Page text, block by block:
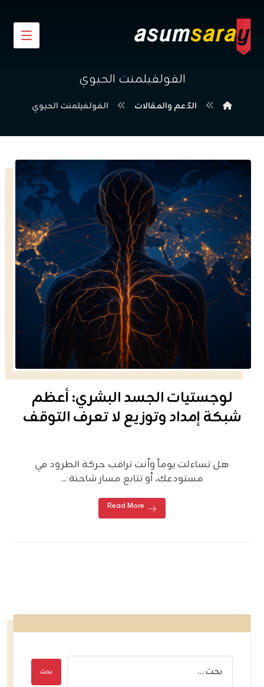
الفولفيلمنت الحيوي
الدّعم والمقالات الفولفيلمنت الحيوي
لوجستيات الجسد البشري: أعظم
شبكة إمداد وتوزيع لا تعرف التوقف
هل تساءلت يوماً وأنت تراقب حركة الطرود في
مستودعك، أو تتابع مسار شاحنة ...
Read More